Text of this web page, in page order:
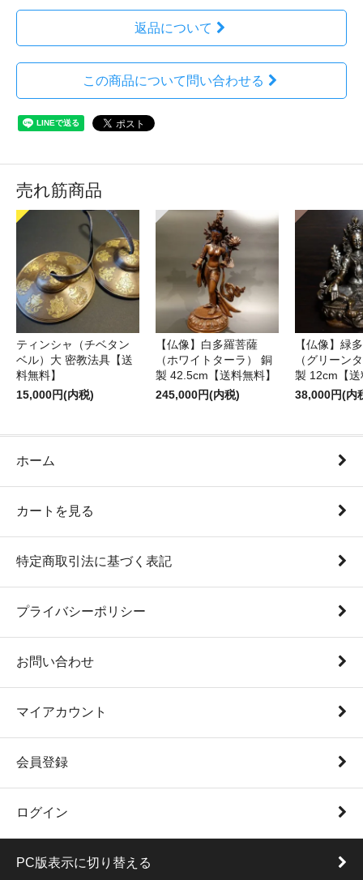
返品について
この商品について問い合わせる
売れ筋商品
ティンシャ（チベタン
ベル）大 密教法具【送
料無料】
15,000円(内税)
【仏像】白多羅菩薩
（ホワイトターラ） 銅
製 42.5cm【送料無料】
245,000円(内税)
【仏像】緑
（グリーン
製 12cm【
38,000円(内
ホーム
カートを見る
特定商取引法に基づく表記
プライバシーポリシー
お問い合わせ
マイアカウント
会員登録
ログイン
PC版表示に切り替える